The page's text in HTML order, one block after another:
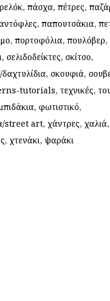
πάσχα πέτρες
παπουτσάκια
πορτοφόλια πουλόβερ
σελιδοδείκτες σκίτσο
σκουφιά
tutorials τεχνικές
φωτιστικό
street art χάντρες χαλιά
χτενάκι ψαράκι